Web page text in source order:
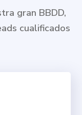
gran BBDD,
cualificados